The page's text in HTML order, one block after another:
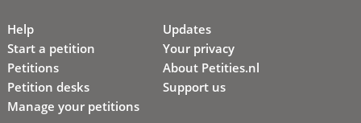
Help
Start a petition
Petitions
Petition desks
Manage your petitions
Updates
Your privacy
About Petities.nl
Support us